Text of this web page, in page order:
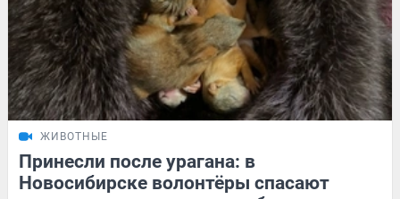
ЖИВОТНЫЕ
Принесли после урагана: в
Новосибирске волонтёры спасают